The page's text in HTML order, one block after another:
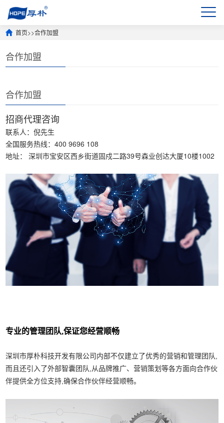
首页>>合作加盟
合作加盟
合作加盟
招商代理咨询
联系人：倪先生
全国服务热线：400 9696 108
地址： 深圳市宝安区西乡街道固戍二路39号森业创达大厦10楼1002
专业的管理团队,保证您经营顺畅
深圳市厚朴科技开发有限公司内部不仅建立了优秀的营销和管理团队,
而且还引入了外部智囊团队,从品牌推广、营销策划等各方面向合作伙
伴提供全方位支持,确保合作伙伴经营顺畅。